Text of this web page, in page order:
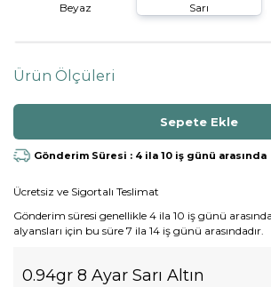
Beyaz Sarı
Ürün Ölçüleri
Gönderim Süresi : 4 ila 10 iş günü arasında
Ücretsiz ve Sigortalı Teslimat
Gönderim süresi genellikle 4 ila 10 iş günü
alyansları için bu süre 7 ila 14 iş günü arasındadır.
0.94gr 8 Ayar Sarı Altın